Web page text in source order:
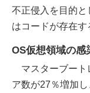
不正侵入を目的と
はコードが存在す
OS仮想領域の感
マスターブート
ア数が27％増加